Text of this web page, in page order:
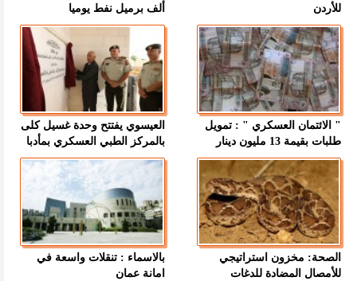
للأردن
ألف برميل نفط يوميا
" الائتمان العسكري " : تمويل
طلبات بقيمة 13 مليون دينار
العيسوي يفتتح وحدة غسيل كلى
بالمركز الطبي العسكري بمأدبا
الصحة: مخزون استراتيجي
للأمصال المضادة للدغات
بالاسماء : تنقلات واسعة في
امانة عمان